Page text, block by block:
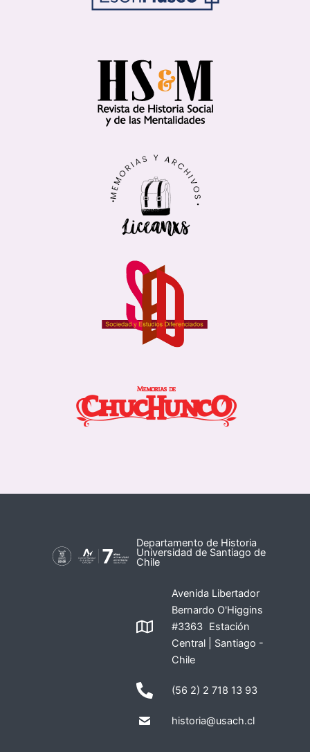
Departamento de Historia
Universidad de Santiago de
Chile
Avenida Libertador
Bernardo O'Higgins
#3363 Estación
Central | Santiago -
Chile
(56 2) 2 718 13 93
historia@usach.cl